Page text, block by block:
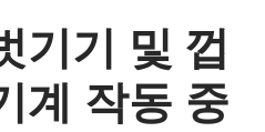
기기 및 껍
계 작동 중